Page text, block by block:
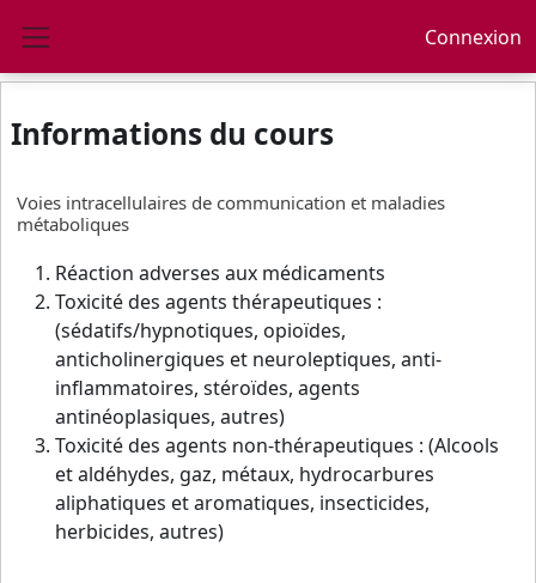
Connexion
Informations du cours
Voies intracellulaires de communication et maladies
métaboliques
Réaction adverses aux médicaments
Toxicité des agents thérapeutiques :
(sédatifs/hypnotiques, opioïdes,
anticholinergiques et neuroleptiques, anti-
inflammatoires, stéroïdes, agents
antinéoplasiques, autres)
Toxicité des agents non-thérapeutiques : (Alcools
et aldéhydes, gaz, métaux, hydrocarbures
aliphatiques et aromatiques, insecticides,
herbicides, autres)